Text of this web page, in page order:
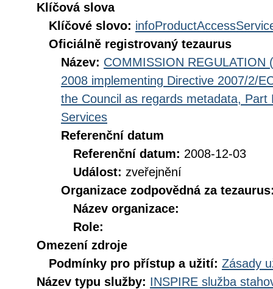
Klíčová slova
Klíčové slovo:
Oficiálně registrovaný tezaurus
Název: COMMISSION REGULATION
2008 implementing Directive 2007/2/
the Council as regards metadata,
Services
Referenční datum
Referenční datum: 2008-12-03
Událost: zveřejnění
Organizace zodpovědná za
Název organizace:
Role:
Omezení zdroje
Podmínky pro přístup a užití: Zásady
Název typu služby: INSPIRE služba